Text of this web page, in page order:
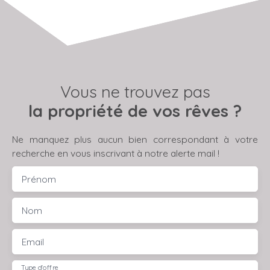
Vous ne trouvez pas
la propriété de vos rêves ?
Ne manquez plus aucun bien correspondant à votre
recherche en vous inscrivant à notre alerte mail !
Prénom
Nom
Email
Type d'offre